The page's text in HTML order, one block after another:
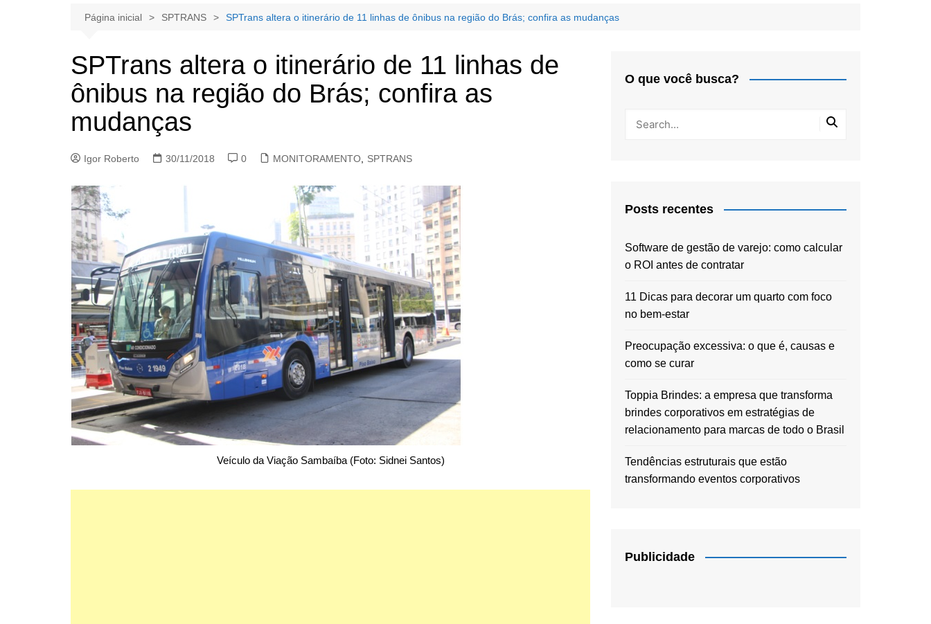
Página inicial SPTRANS SPTrans altera o itinerário de 11 linhas de ônibus na região do Brás; confira as mudanças
SPTrans altera o itinerário de 11 linhas de
ônibus na região do Brás; confira as
mudanças
Igor Roberto 30/11/2018 0 MONITORAMENTO SPTRANS
Veículo da Viação Sambaíba (Foto: Sidnei Santos)
O que você busca?
Posts recentes
Software de gestão de varejo: como calcular
o ROI antes de contratar
11 Dicas para decorar um quarto com foco
no bem-estar
Preocupação excessiva: o que é, causas e
como se curar
Toppia Brindes: a empresa que transforma
brindes corporativos em estratégias de
relacionamento para marcas de todo o Brasil
Tendências estruturais que estão
transformando eventos corporativos
Publicidade